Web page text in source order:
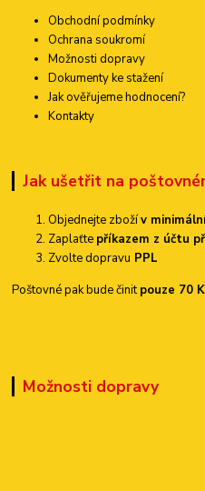
Obchodní podmínky
Ochrana soukromí
Možnosti dopravy
Dokumenty ke stažení
Jak ověřujeme hodnocení?
Kontakty
Jak ušetřit na
Objednejte zbožív
Zaplaťte příkazem z účtu
Zvolte dopravu PPL
Poštovné pak bude činitpouze 70
Možnosti dopravy